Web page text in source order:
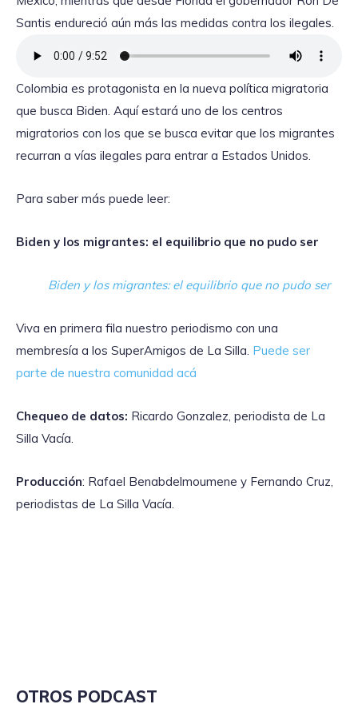
Santis endureció aún más las medidas contra los ilegales.
Colombia es protagonista en la nueva política migratoria
que busca Biden. Aquí estará uno de los centros
migratorios con los que se busca evitar que los migrantes
recurran a vías ilegales para entrar a Estados Unidos.
Para saber más puede leer:
Biden y los migrantes: el equilibrio que no pudo ser
Biden y los migrantes: el equilibrio que no pudo ser
Viva en primera fila nuestro periodismo con una
membresía a los SuperAmigos de La Silla. Puede ser
parte de nuestra comunidad acá
Chequeo de datos: Ricardo Gonzalez, periodista de La
Silla Vacía.
Producción: Rafael Benabdelmoumene y Fernando Cruz,
periodistas de La Silla Vacía.
OTROS PODCAST